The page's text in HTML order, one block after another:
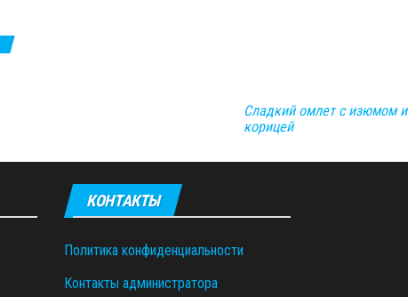
Сладкий омлет с изюмом и
корицей
КОНТАКТЫ
Политика конфиденциальности
Контакты администратора